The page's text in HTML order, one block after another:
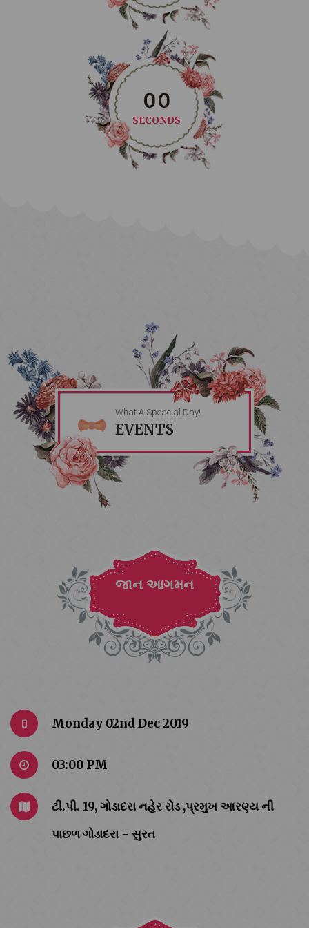
00
SECONDS
What A Speacial Day!
EVENTS
જાન આગમન
Monday 02nd Dec 2019
03:00 PM
ટી.પી. 19, ગોડાદરા નહેર રોડ ,પ્રમુખ આરણ્ય ની
પાછળ ગોડાદરા - સુરત